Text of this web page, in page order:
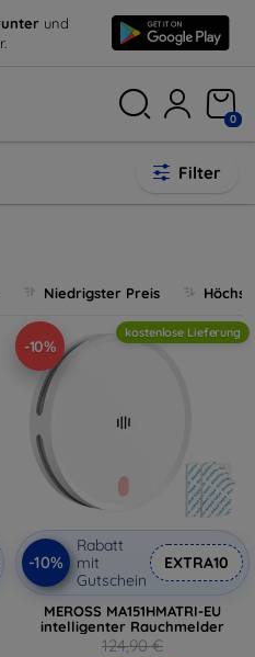
und
0
Filter
Niedrigster Preis
-10%
kostenlose Lieferung
-10%
Rabatt
mit
Gutschein
EXTRA10
MEROSS MA151HMATRI-EU
intelligenter Rauchmelder
124,90 €